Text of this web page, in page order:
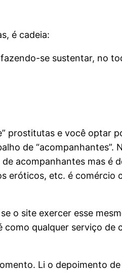
é cadeia:
se sustentar, no
prostitutas e você optar
de “acompanhantes”.
acompanhantes mas é
eróticos, etc. é comércio
o site exercer esse
qualquer serviço de
Li o depoimento